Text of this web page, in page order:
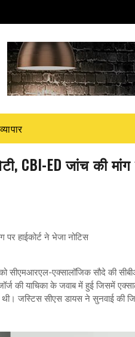
व्यापार
CBI-ED जांच की मांग
हाईकोर्ट ने भेजा नोटिस
को सीएमआरएल-एक्सालॉजिक सौदे की
जॉर्ज की याचिका के जवाब में हुई जिसमें
जस्टिस सीएस डायस ने सुनवाई की